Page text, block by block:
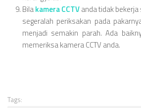
Bilakamera CCTVanda tidak
segeralah periksakan pada
menjadi semakin parah. Ada
memeriksa kamera CCTV anda.
Tags: